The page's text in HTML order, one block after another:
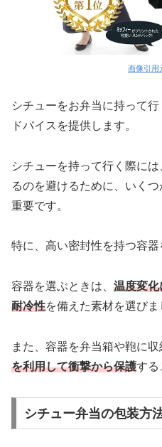
画像引用
シチューをお弁当に持って
ドバイスを提供します。
シチューを持って行く際に
るのを避けるために、いくつ
重要です。
特に、高い密封性を持つ容器
容器を選ぶときは、 温度変化
耐冷性を備えた素材を選びま
また、容器を弁当箱や鞄に収
を利用して衝撃から保護する
シチュー弁当の包装方